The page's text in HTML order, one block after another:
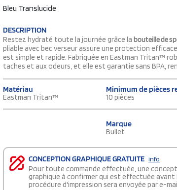
Bleu Translucide
DESCRIPTION
Restez hydraté toute la journée grâce la bouteille de
pliable avec bec verseur assure une protection
est simple et rapide. Fabriquée en Eastman Tritan™
taches et aux odeurs, et elle est garantie sans BPA,
Matériau
Eastman Tritan™
Minimum de pièces
10 pièces
Marque
Bullet
CONCEPTION GRAPHIQUE GRATUITE info
Pour toute commande effectuée, une
graphique à confirmer qui est effectuée avant
procédure d'impression sera envoyée par e-